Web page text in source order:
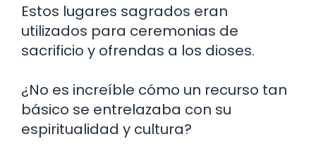
Estos lugares sagrados eran
utilizados para ceremonias de
sacrificio y ofrendas a los dioses.
¿No es increíble cómo un recurso tan
básico se entrelazaba con su
espiritualidad y cultura?